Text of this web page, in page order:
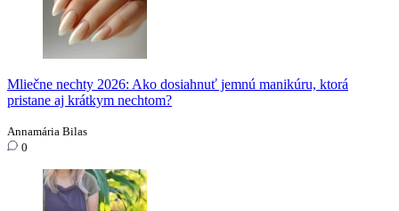
Mliečne nechty 2026: Ako dosiahnuť jemnú manikúru, ktorá
pristane aj krátkym nechtom?
Annamária Bilas
0